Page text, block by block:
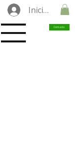
Iniciar
Contacto